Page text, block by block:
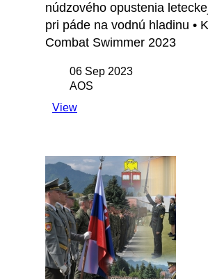
núdzového opustenia
pri páde na vodnú hladinu •
Combat Swimmer 2023
06 Sep 2023
AOS
View